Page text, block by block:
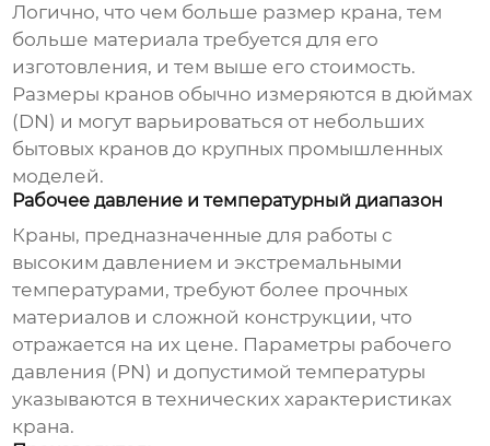
Логично, что чем больше размер крана, тем
больше материала требуется для его
изготовления, и тем выше его стоимость.
Размеры кранов обычно измеряются в дюймах
(DN) и могут варьироваться от небольших
бытовых кранов до крупных промышленных
моделей.
Рабочее давление и температурный диапазон
Краны, предназначенные для работы с
высоким давлением и экстремальными
температурами, требуют более прочных
материалов и сложной конструкции, что
отражается на их цене. Параметры рабочего
давления (PN) и допустимой температуры
указываются в технических характеристиках
крана.